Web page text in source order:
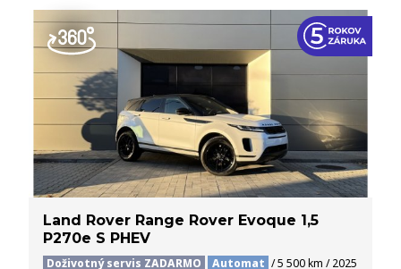
Land Rover Range Rover Evoque 1,5
P270e S PHEV
Doživotný servis ZADARMO Automat / 5 500 km / 2025